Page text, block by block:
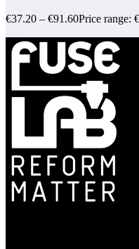
€37.20 – €91.60Price range: